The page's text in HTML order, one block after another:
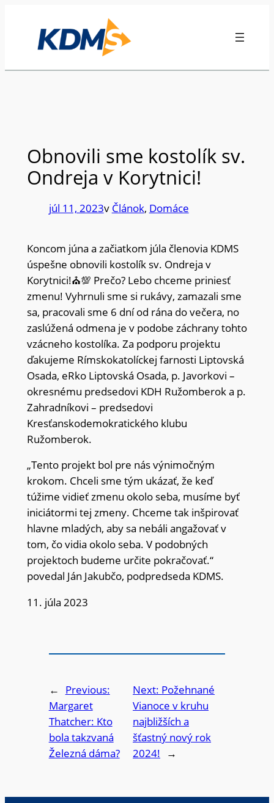
Obnovili sme kostolík sv.
Ondreja v Korytnici!
júl 11, 2023v Článok, Domáce
Koncom júna a začiatkom júla členovia KDMS
úspešne obnovili kostolík sv. Ondreja v
Korytnici!⛪💯 Prečo? Lebo chceme priniesť
zmenu! Vyhrnuli sme si rukávy, zamazali sme
sa, pracovali sme 6 dní od rána do večera, no
zaslúžená odmena je v podobe záchrany tohto
vzácneho kostolíka. Za podporu projektu
ďakujeme Rímskokatolíckej farnosti Liptovská
Osada, eRko Liptovská Osada, p. Javorkovi –
okresnému predsedovi KDH Ružomberok a p.
Zahradníkovi – predsedovi
Kresťanskodemokratického klubu
Ružomberok.
„Tento projekt bol pre nás výnimočným
krokom. Chceli sme tým ukázať, že keď
túžime vidieť zmenu okolo seba, musíme byť
iniciátormi tej zmeny. Chceme tak inšpirovať
hlavne mladých, aby sa nebáli angažovať v
tom, čo vidia okolo seba. V podobných
projektoch budeme určite pokračovať.“
povedal Ján Jakubčo, podpredseda KDMS.
11. júla 2023
←
Previous:
Margaret
Thatcher: Kto
bola takzvaná
Železná dáma?
Next: Požehnané
Vianoce v kruhu
najbližších a
šťastný nový rok
2024!
→